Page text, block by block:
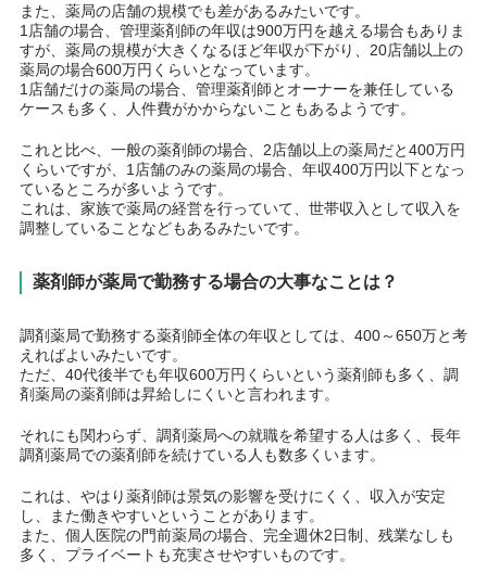
また、薬局の店舗の規模でも差があるみたいです。
1店舗の場合、管理薬剤師の年収は900万円を越える場合もありま
すが、薬局の規模が大きくなるほど年収が下がり、20店舗以上の
薬局の場合600万円くらいとなっています。
1店舗だけの薬局の場合、管理薬剤師とオーナーを兼任している
ケースも多く、人件費がかからないこともあるようです。
これと比べ、一般の薬剤師の場合、2店舗以上の薬局だと400万円
くらいですが、1店舗のみの薬局の場合、年収400万円以下となっ
ているところが多いようです。
これは、家族で薬局の経営を行っていて、世帯収入として収入を
調整していることなどもあるみたいです。
薬剤師が薬局で勤務する場合の大事なことは？
調剤薬局で勤務する薬剤師全体の年収としては、400～650万と考
えればよいみたいです。
ただ、40代後半でも年収600万円くらいという薬剤師も多く、調
剤薬局の薬剤師は昇給しにくいと言われます。
それにも関わらず、調剤薬局への就職を希望する人は多く、長年
調剤薬局での薬剤師を続けている人も数多くいます。
これは、やはり薬剤師は景気の影響を受けにくく、収入が安定
し、また働きやすいということがあります。
また、個人医院の門前薬局の場合、完全週休2日制、残業なしも
多く、プライベートも充実させやすいものです。